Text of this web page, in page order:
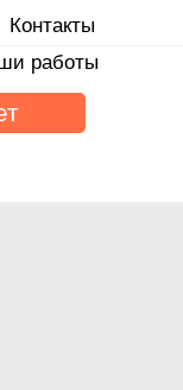
работы
Контакты